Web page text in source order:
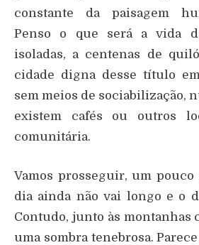
constante da paisagem
Penso o que será a vida
isoladas, a centenas de
cidade digna desse título
sem meios de sociabilização,
existem cafés ou outros
comunitária.
Vamos prosseguir, um
dia ainda não vai longo e o
Contudo, junto às montanhas
uma sombra tenebrosa.